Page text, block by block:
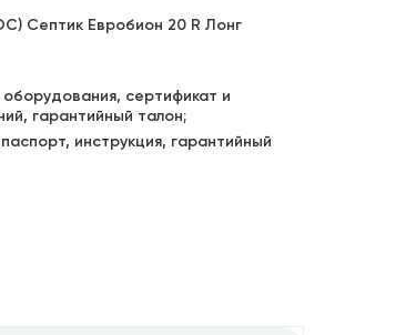
Септик Евробион 20 R Лонг
сертификат и
гарантийный талон;
инструкция, гарантийный